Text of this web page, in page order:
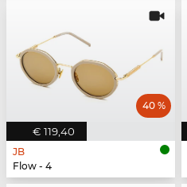
€ 119,40
40 %
JB
Flow - 4